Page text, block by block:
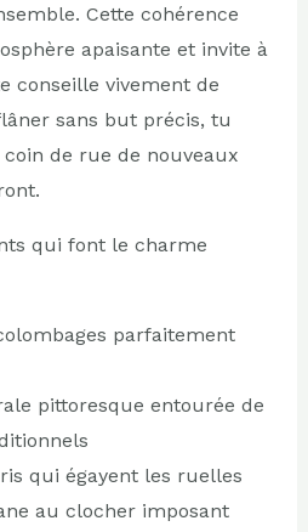
Cette cohérence
apaisante et invite à
conseille vivement de
sans but précis, tu
de rue de nouveaux
qui font le charme
parfaitement
pittoresque entourée de
qui égayent les ruelles
au clocher imposant